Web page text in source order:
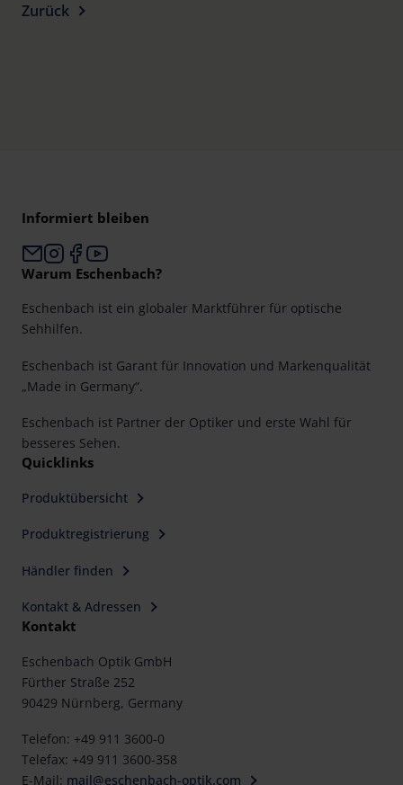
Zurück
Informiert bleiben
Warum Eschenbach?
Eschenbach ist ein globaler Marktführer für optische
Sehhilfen.
Eschenbach ist Garant für Innovation und Markenqualität
„Made in Germany“.
Eschenbach ist Partner der Optiker und erste Wahl für
besseres Sehen.
Quicklinks
Produktübersicht
Produktregistrierung
Händler finden
Kontakt & Adressen
Kontakt
Eschenbach Optik GmbH
Fürther Straße 252
90429 Nürnberg, Germany
Telefon: +49 911 3600-0
Telefax: +49 911 3600-358
E-Mail: mail@eschenbach-optik.com